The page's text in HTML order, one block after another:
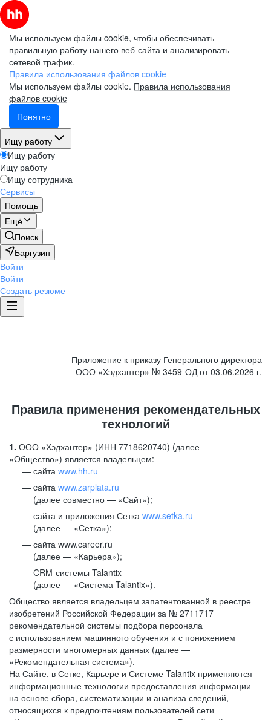
Мы используем файлы cookie, чтобы обеспечивать
правильную работу нашего веб-сайта и анализировать
сетевой трафик.
Правила использования файлов cookie
Мы используем файлы cookie. Правила использования
файлов cookie
Понятно
Ищу работу
Ищу работу
Ищу работу
Ищу сотрудника
Сервисы
Помощь
Ещё
Поиск
Баргузин
Войти
Войти
Создать резюме
Приложение к приказу Генерального директора
ООО «Хэдхантер» № 3459-ОД от 03.06.2026 г.
Правила применения рекомендательных
технологий
1. ООО «Хэдхантер» (ИНН 7718620740) (далее —
«Общество») является владельцем:
сайта www.hh.ru
cайта www.zarplata.ru
(далее совместно — «Сайт»);
сайта и приложения Сетка www.setka.ru
(далее — «Сетка»);
сайта www.career.ru
(далее — «Карьера»);
CRM-системы Talantix
(далее — «Система Talantix»).
Общество является владельцем запатентованной в реестре
изобретений Российской Федерации за № 2711717
рекомендательной системы подбора персонала
с использованием машинного обучения и с понижением
размерности многомерных данных (далее —
«Рекомендательная система»).
На Сайте, в Сетке, Карьере и Системе Talantix применяются
информационные технологии предоставления информации
на основе сбора, систематизации и анализа сведений,
относящихся к предпочтениям пользователей сети